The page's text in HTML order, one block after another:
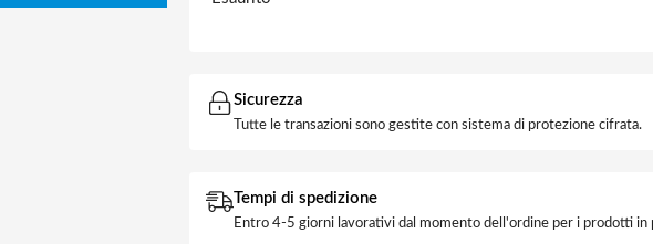
Sicurezza
Tutte le transazioni sono gestite con sistema di protezione cifrata.
Tempi di spedizione
Entro 4-5 giorni lavorativi dal momento dell'ordine per i prodotti in